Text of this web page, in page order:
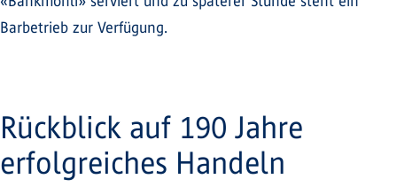
Barbetrieb zur Verfügung.
Rückblick auf 190 Jahre
erfolgreiches Handeln